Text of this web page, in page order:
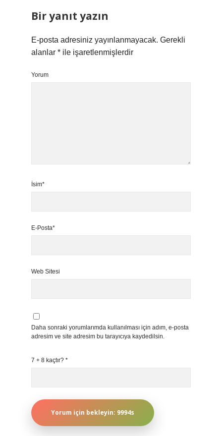
Bir yanıt yazın
E-posta adresiniz yayınlanmayacak. Gerekli
alanlar * ile işaretlenmişlerdir
Yorum
İsim*
E-Posta*
Web Sitesi
Daha sonraki yorumlarımda kullanılması için adım, e-posta
adresim ve site adresim bu tarayıcıya kaydedilsin.
7 + 8 kaçtır? *